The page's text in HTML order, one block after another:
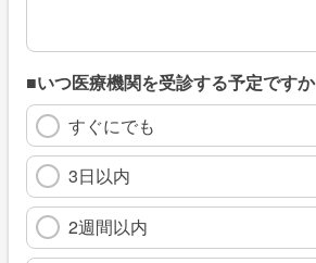
■いつ医療機関を受診する予定ですか
すぐにでも
3日以内
2週間以内